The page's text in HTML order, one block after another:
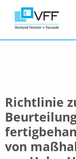
Inhalt
springen
Richtlinie
von